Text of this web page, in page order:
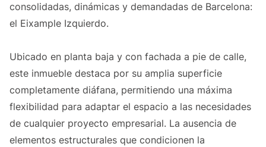
consolidadas, dinámicas y demandadas de Barcelona:
el Eixample Izquierdo.
Ubicado en planta baja y con fachada a pie de calle,
este inmueble destaca por su amplia superficie
completamente diáfana, permitiendo una máxima
flexibilidad para adaptar el espacio a las necesidades
de cualquier proyecto empresarial. La ausencia de
elementos estructurales que condicionen la